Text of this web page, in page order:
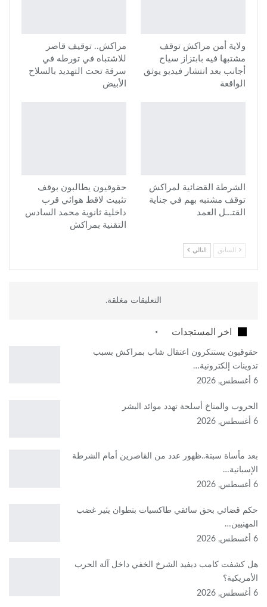
ولاية أمن مراكش توقف
مشتبها فيه بابتزاز سياح
أجانب بعد انتشار فيديو يوثق
الواقعة
مراكش.. توقيف قاصر
للاشتباه في تورطه في
سرقة تحت التهديد بالسلاح
الأبيض
الشرطة القضائية لمراكش
توقف مشتبه بهم في جناية
القتـ.ـل العمد
حقوقيون يطالبون بوقف
تثبيت لاقط هوائي قرب
داخلية ثانوية محمد السادس
التقنية بمراكش
السابق التالي
التعليقات مغلقة.
اخر المستجدات
حقوقيون يستنكرون اعتقال شاب بمراكش بسبب
تدوينات إلكترونية…
6 أغسطس, 2026
الحروب والمناخ أسلحة تهدد موائد البشر
6 أغسطس, 2026
بعد مأساة سبتة..ظهور عدد من القاصرين أمام الشرطة
الإسبانية…
6 أغسطس, 2026
حكم قضائي بحق سائقي طاكسيات بتطوان يثير غضب
المهنيين…
6 أغسطس, 2026
هل كشفت كامب ديفيد الشرخ الخفي داخل آلة الحرب
الأمريكية؟
6 أغسطس, 2026